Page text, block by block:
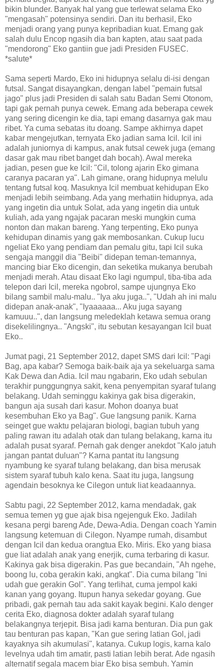
bikin blunder. Banyak hal yang gue terlewat selama Eko
"mengasah" potensinya sendiri. Dan itu berhasil, Eko
menjadi orang yang punya kepribadian kuat. Emang gak
salah dulu Encop ngasih dia ban kapten, atau saat pada
"mendorong" Eko gantiin gue jadi Presiden FUSEC.
*salute*
Sama seperti Mardo, Eko ini hidupnya selalu di-isi dengan
futsal. Sangat disayangkan, dengan label "pemain futsal
jago" plus jadi Presiden di salah satu Badan Semi Otonom,
tapi gak pernah punya cewek. Emang ada beberapa cewek
yang sering dicengin ke dia, tapi emang dasarnya gak mau
ribet. Ya cuma sebatas itu doang. Sampe akhirnya dapet
kabar mengejutkan, ternyata Eko jadian sama Icil. Icil ini
adalah juniornya di kampus, anak futsal cewek juga (emang
dasar gak mau ribet banget dah bocah). Awal mereka
jadian, pesen gue ke Icil: "Cil, tolong ajarin Eko gimana
caranya pacaran ya". Lah gimane, orang hidupnya melulu
tentang futsal koq. Masuknya Icil membuat kehidupan Eko
menjadi lebih seimbang. Ada yang merhatiin hidupnya, ada
yang ingetin dia untuk Solat, ada yang ingetin dia untuk
kuliah, ada yang ngajak pacaran meski mungkin cuma
nonton dan makan bareng. Yang terpenting, Eko punya
kehidupan dinamis yang gak membosankan. Cukup lucu
ngeliat Eko yang pendiam dan pemalu gitu, tapi Icil suka
sengaja manggil dia "Beibi" didepan teman-temannya,
mancing biar Eko dicengin, dan seketika mukanya berubah
menjadi merah. Atau disaat Eko lagi ngumpul, tiba-tiba ada
telepon dari Icil, mereka ngobrol, sampe ujungnya Eko
bilang sambil malu-malu.. "Iya aku juga..", "Udah ah ini malu
didepan anak-anak", "Iyaaaaaa... Aku juga sayang
kamuuu..", dan langsung meledeklah ketawa semua orang
disekelilingnya.. "Angski", itu sebutan kesayangan Icil buat
Eko..
Jumat pagi, 21 September 2012, dapet SMS dari Icil: "Pagi
Bag, apa kabar? Semoga baik-baik aja ya sekeluarga sama
Kak Dewa dan Adia. Icil mau ngabarin, Eko udah sebulan
terakhir punggungnya sakit, kena penyempitan syaraf tulang
belakang. Udah seminggu kakinya gak bisa digerakin,
bangun aja susah dari kasur. Mohon doanya buat
kesembuhan Eko ya Bag". Gue langsung panik. Karna
seinget gue waktu pelajaran biologi, bagian tubuh yang
paling rawan itu adalah otak dan tulang belakang, karna itu
adalah pusat syaraf. Pernah gak denger anekdot "Kalo jatuh
jangan pantat duluan"? Karna pantat itu langsung
nyambung ke syaraf tulang belakang, dan bisa merusak
sistem syaraf tubuh kalo kena. Saat itu juga, langsung
agendain besoknya ke Cilegon untuk liat keadaannya.
Sabtu pagi, 22 September 2012, karna mendadak, gak
semua temen yg gue ajak bisa ngejenguk Eko. Jadilah
kesana pergi bareng Ade, Dewa-Adia. Dengan coach Yamin
langsung ketemuan di Cilegon. Nyampe rumah, disambut
dengan Icil dan kedua orangtua Eko. Miris. Eko yang biasa
gue liat adalah anak yang enerjik, cuma terbaring di kasur.
Kakinya gak bisa digerakin. Pas gue becandain, "Ah ngehe,
boong lu, coba gerakin kaki, angkat". Dia cuma bilang "Ini
udah gue gerakin Gol". Yang terlihat, cuma jempol kaki
kanan yang goyang. Itupun hanya sekedar goyang. Gue
pribadi, gak pernah tau ada sakit kayak begini. Kalo denger
cerita Eko, diagnosa dokter adalah syaraf tulang
belakangnya terjepit. Bisa jadi karna benturan. Dia pun gak
tau benturan pas kapan, "Kan gue sering latian Gol, jadi
kayaknya sih akumulasi", katanya. Cukup logis, karna kalo
levelnya udah tim amatir, pasti latian lebih berat. Ade ngasih
alternatif segala macem biar Eko bisa sembuh. Yamin